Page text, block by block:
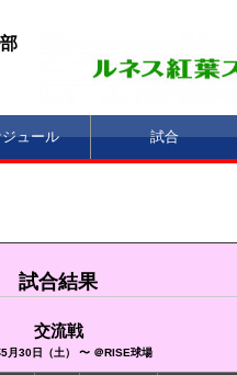
ュール 試合
試合結果
交流戦
月30日（土） 〜 ＠RISE球場